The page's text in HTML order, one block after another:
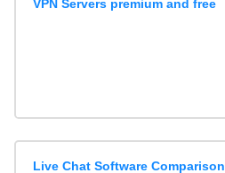
VPN Servers premium and free
Live Chat Software Comparison